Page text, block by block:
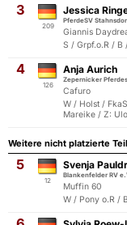
3
209
Jessica
PferdeSV
Giannis
S / Grpf.o.R / B
4
126
Anja Aurich
Zepernicker
Cafuro
W / Holst /
Mareike / Z:
Weitere nicht platzierte
5
12
Svenja
Blankenfelder RV
Muffin 60
W / Pony o.R /